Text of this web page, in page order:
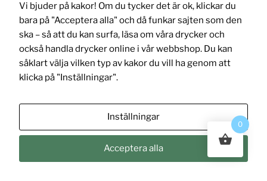
efter:
Vi bjuder på kakor! Om du tycker det är ok, klickar du
bara på "Acceptera alla" och då funkar sajten som den
ska – så att du kan surfa, läsa om våra drycker och
också handla drycker online i vår webbshop. Du kan
såklart välja vilken typ av kakor du vill ha genom att
klicka på "Inställningar".
Inställningar
Acceptera alla
går inte att
välja bort. De
behövs för
att hemsidan
över huvud
taget ska
fungera och
handla i
webshoppen.
Statistik
För att vi
0